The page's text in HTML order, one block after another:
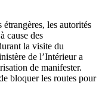
les autorités
cause des
la visite du
de l’Intérieur a
de manifester.
bloquer les routes pour